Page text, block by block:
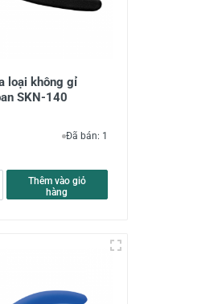
loại không gỉ
SKN-140
Đã bán: 1
Thêm vào giỏ
hàng